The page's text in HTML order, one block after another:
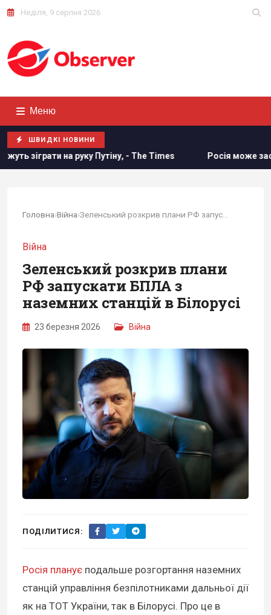
Неділя, 9 серпня 2026
Меню
ШВИДКІ НОВИНИ
Путіну, - The Times Росія може застосувати ядерну
Головна›Війна›
Війна
Зеленський розкрив плани
РФ запускати БПЛА з
наземних станцій в Білорусі
23 березня 2026 Війна
ПОДІЛИТИСЯ:
Росія планує подальше розгортання наземних
станцій управління безпілотниками дальньої дії
як на ТОТ України, так в Білорусі. Про це в